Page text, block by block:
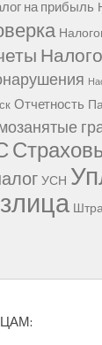
на прибыль
Отчетность
УСН